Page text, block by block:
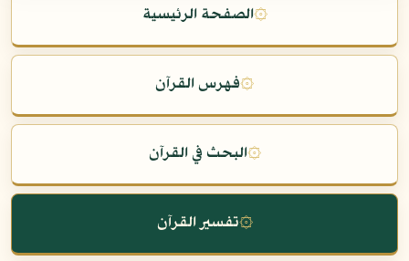
۞الصفحة الرئيسية
۞فهرس القرآن
۞البحث في القرآن
۞تفسير القرآن